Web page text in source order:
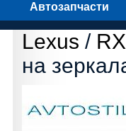
Автозапчасти
Lexus /
на